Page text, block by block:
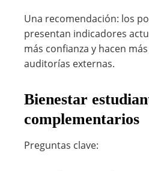
Una recomendación: los
presentan indicadores
más confianza y hacen
auditorías externas.
Bienestar
complementarios
Preguntas clave: